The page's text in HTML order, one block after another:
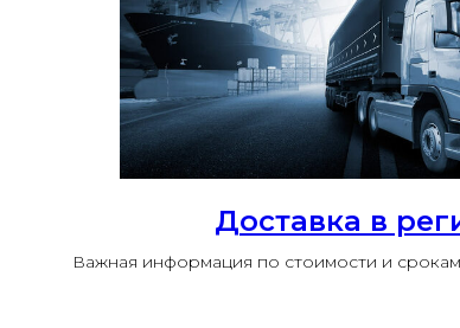
Доставка в
Важная информация по стоимости и